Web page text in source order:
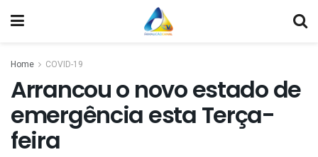
Home COVID-19
Arrancou o novo estado de
emergência esta Terça-
feira